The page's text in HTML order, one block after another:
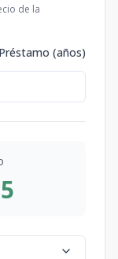
de la
(años)